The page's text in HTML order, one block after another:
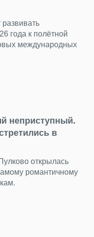
года к полётной
международных
неприступный.
в
открылась
романтичному